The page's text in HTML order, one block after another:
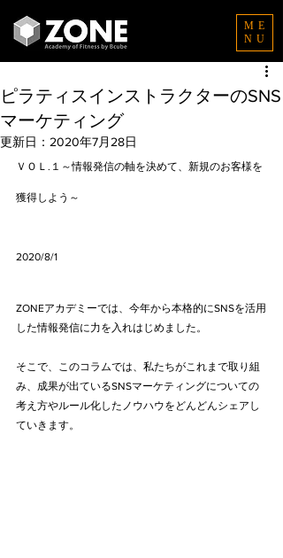
ME
NU
ピラティスインストラクターのSNS
マーケティング
更新日： 2020年7月28日
ＶＯＬ.１～情報発信の軸を決めて、新規のお客様を
獲得しよう～
2020/8/1
ZONEアカデミーでは、今年から本格的にSNSを活用
した情報発信に力を入れはじめました。
そこで、このコラムでは、私たちがこれまで取り組
み、成果が出ているSNSマーケティングについての
考え方やルール化したノウハウをどんどんシェアし
ていきます。